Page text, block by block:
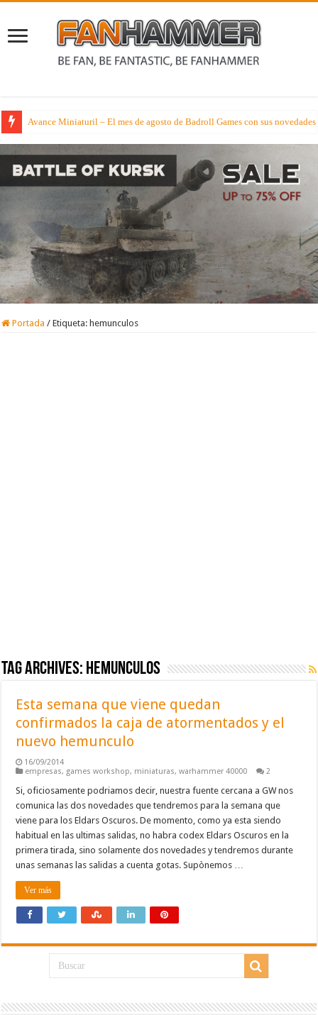
Avance Miniaturil – El mes de agosto de Badroll Games con sus
Portada / Etiqueta: hemunculos
Tag Archives: hemunculos
Esta semana que viene quedan
confirmados la caja de atormentados y el
nuevo hemunculo
16/09/2014
empresas, games workshop, miniaturas,warhammer 40000 2
Si, oficiosamente podriamos decir, nuestra fuente cercana a GW nos
comunica las dos novedades que tendremos para la semana que
viene para los Eldars Oscuros. De momento, como ya esta siendo
habitual en las ultimas salidas, no habra codex Eldars Oscuros en la
primera tirada, sino solamente dos novedades y tendremos durante
unas semanas las salidas a cuenta gotas. Supònemos …
Ver más